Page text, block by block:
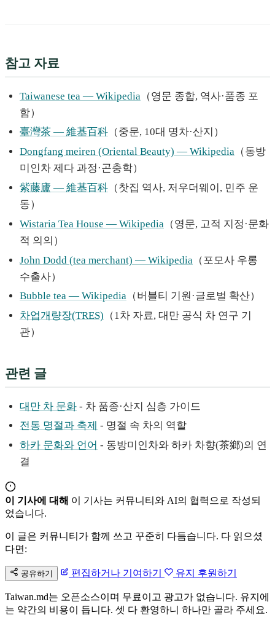
참고 자료
Taiwanese tea — Wikipedia （영문 종합, 역사·품종 포
함）
臺灣茶 — 維基百科 （중문, 10대 명차·산지）
Dongfang meiren (Oriental Beauty) — Wikipedia （동방
미인차 제다 과정·곤충학）
紫藤廬 — 維基百科 （찻집 역사, 저우더웨이, 민주 운
동）
Wistaria Tea House — Wikipedia （영문, 고적 지정·문화
적 의의）
John Dodd (tea merchant) — Wikipedia （포모사 우롱
수출사）
Bubble tea — Wikipedia （버블티 기원·글로벌 확산）
차업개량장(TRES) （1차 자료, 대만 공식 차 연구 기
관）
관련 글
대만 차 문화 - 차 품종·산지 심층 가이드
전통 명절과 축제 - 명절 속 차의 역할
하카 문화와 언어 - 동방미인차와 하카 차향(茶鄉)의 연
결
이 기사에 대해 이 기사는 커뮤니티와 AI의 협력으로 작성되
었습니다.
이 글은 커뮤니티가 함께 쓰고 꾸준히 다듬습니다. 다 읽으셨
다면:
공유하기 편집하거나 기여하기 유지 후원하기
Taiwan.md는 오픈소스이며 무료이고 광고가 없습니다. 유지에
는 약간의 비용이 듭니다. 셋 다 환영하니 하나만 골라 주세요.